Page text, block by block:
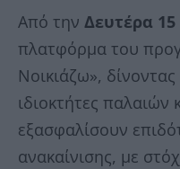
Από την Δευτέρα 15
πλατφόρμα του
Νοικιάζω»,
ιδιοκτήτες παλαιών
εξασφαλίσουν
ανακαίνισης, με